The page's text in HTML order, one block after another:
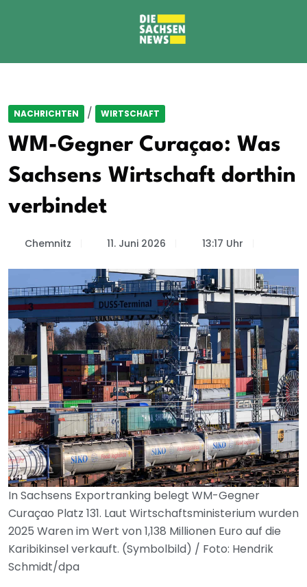
NACHRICHTEN / WIRTSCHAFT
WM-Gegner Curaçao: Was
Sachsens Wirtschaft dorthin
verbindet
Chemnitz 11. Juni 2026 13:17 Uhr
In Sachsens Exportranking belegt WM-Gegner
Curaçao Platz 131. Laut Wirtschaftsministerium wurden
2025 Waren im Wert von 1,138 Millionen Euro auf die
Karibikinsel verkauft. (Symbolbild) / Foto: Hendrik
Schmidt/dpa